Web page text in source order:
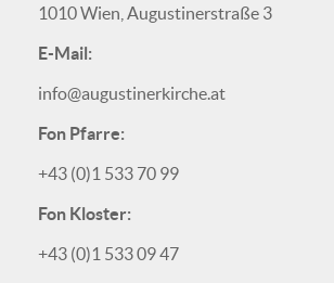
1010 Wien, Augustinerstraße 3
E-Mail:
info@augustinerkirche.at
Fon Pfarre:
+43 (0)1 533 70 99
Fon Kloster:
+43 (0)1 533 09 47